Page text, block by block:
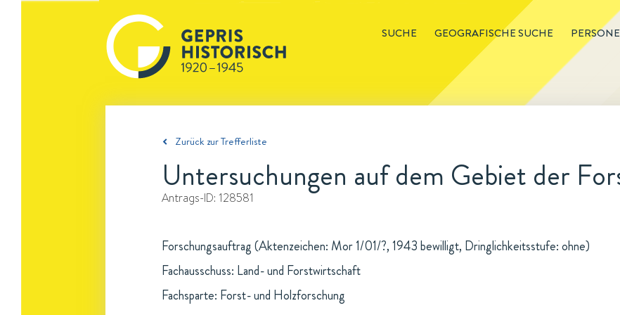
SUCHE GEOGRAFISCHE SUCHE
Zurück zur Trefferliste
Untersuchungen auf dem Gebiet der
Antrags-ID: 128581
Forschungsauftrag (Aktenzeichen: Mor 1/01/?, 1943 bewilligt, Dringlichkeitsstufe: ohne)
Fachausschuss: Land- und Forstwirtschaft
Fachsparte: Forst- und Holzforschung